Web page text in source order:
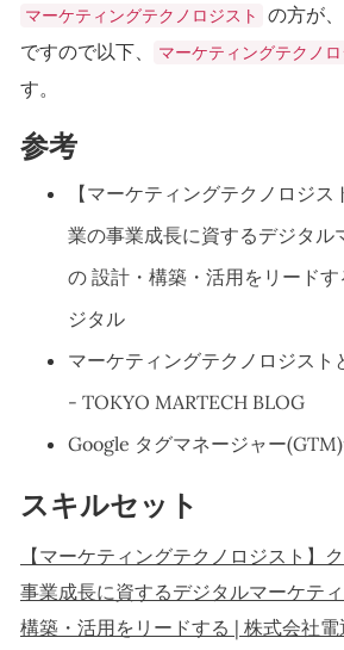
マーケティングテクノロジスト
の方が
ですので以下、
マーケティングテクノロ
す。
参考
【マーケティングテクノロジ
業の事業成長に資するデジタル
の 設計・構築・活用をリード
ジタル
マーケティングテクノロジスト
- TOKYO MARTECH BLOG
Google タグマネージャー
スキルセット
【マーケティングテクノロジスト】
事業成長に資するデジタルマーケテ
構築・活用をリードする | 株式会社